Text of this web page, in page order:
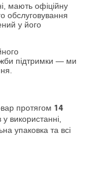
мають офіційну
обслуговування
у його
підтримки — ми
протягом 14
використанні,
упаковка та всі